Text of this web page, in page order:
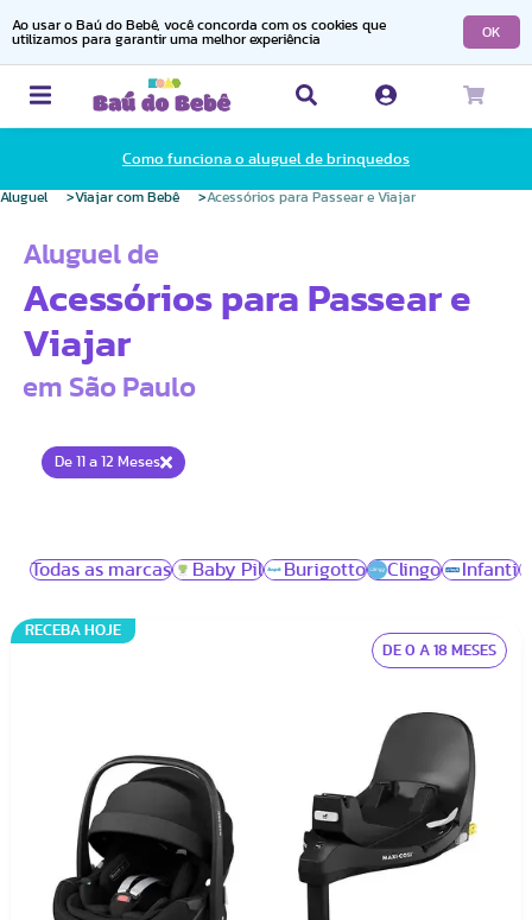
Ao usar o Baú do Bebê, você concorda com os cookies que
utilizamos para garantir uma melhor experiência
OK
Como funciona o aluguel de brinquedos
Aluguel Viajar com Bebê Acessórios para Passear e Viajar
Aluguel de
Acessórios para Passear e
Viajar
em São Paulo
De 11 a 12 Meses
Todas as marcas Baby Pil Burigotto Clingo Infanti
RECEBA HOJE
DE 0 A 18 MESES